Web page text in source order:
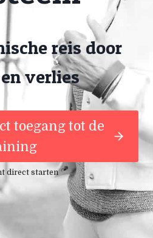
reis door
verlies
toegang tot de
direct starten